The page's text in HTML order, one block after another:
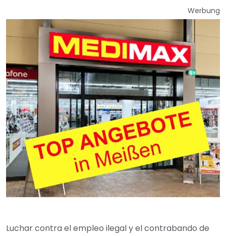
Werbung
Luchar contra el empleo ilegal y el contrabando de